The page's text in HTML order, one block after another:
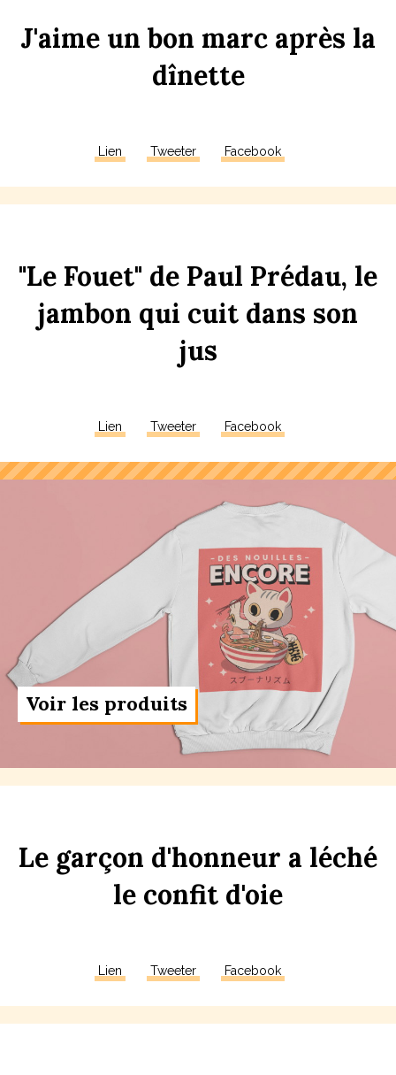
J'aime un bon marc après la
dînette
Lien Tweeter Facebook
"Le Fouet" de Paul Prédau, le
jambon qui cuit dans son
jus
Lien Tweeter Facebook
Voir les produits
Le garçon d'honneur a léché
le confit d'oie
Lien Tweeter Facebook